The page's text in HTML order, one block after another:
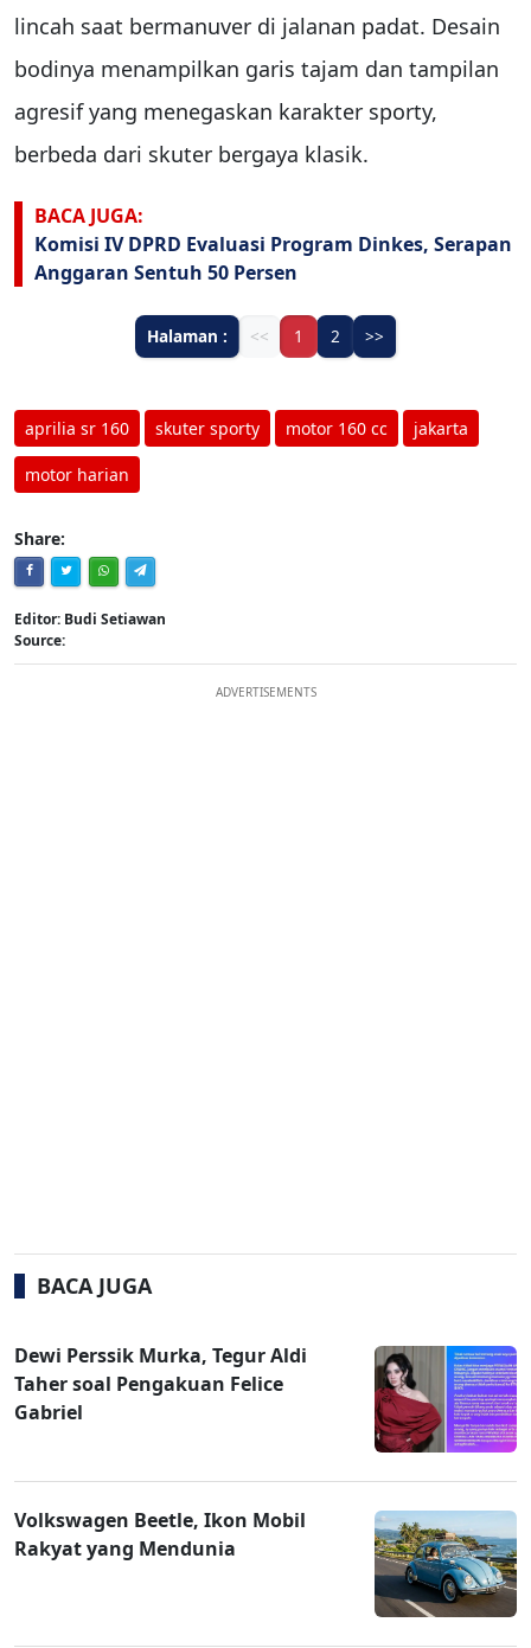
lincah saat bermanuver di jalanan padat. Desain
bodinya menampilkan garis tajam dan tampilan
agresif yang menegaskan karakter sporty,
berbeda dari skuter bergaya klasik.
BACA JUGA:
Komisi IV DPRD Evaluasi Program Dinkes, Serapan
Anggaran Sentuh 50 Persen
Halaman : << 1 2 >>
aprilia sr 160 skuter sporty motor 160 cc jakarta
motor harian
Share:
Editor: Budi Setiawan
Source:
ADVERTISEMENTS
BACA JUGA
Dewi Perssik Murka, Tegur Aldi
Taher soal Pengakuan Felice
Gabriel
Volkswagen Beetle, Ikon Mobil
Rakyat yang Mendunia